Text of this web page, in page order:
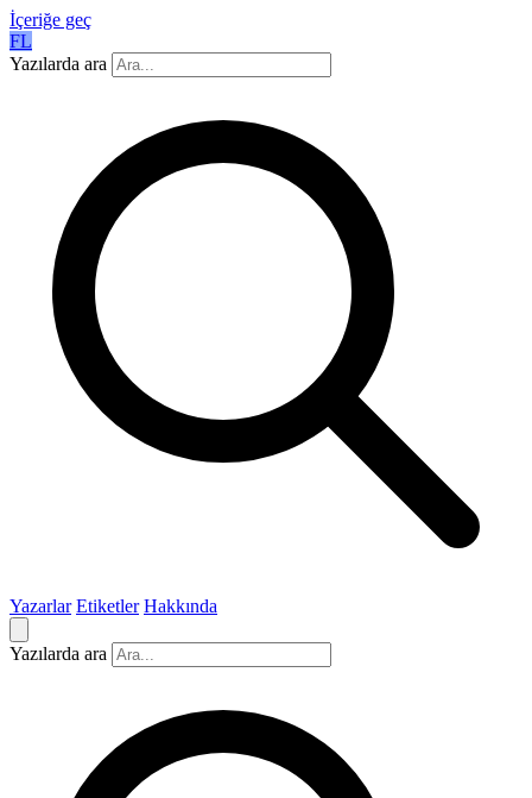
İçeriğe geç
FL
Yazılarda ara
Yazarlar Etiketler Hakkında
Yazılarda ara